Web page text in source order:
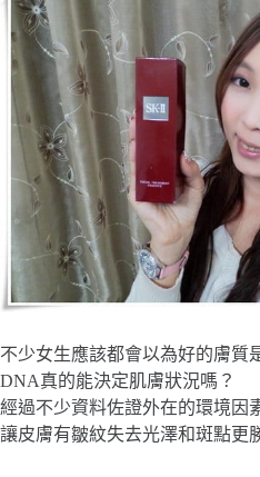
不少女生應該都會以為好的膚質
DNA真的能決定肌膚狀況嗎？
經過不少資料佐證外在的環境因
讓皮膚有皺紋失去光澤和斑點更